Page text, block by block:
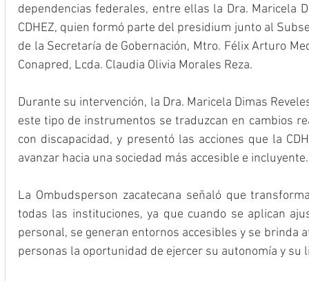
dependencias federales, entre ellas la Dra. Maricela
CDHEZ, quien formó parte del presidium junto al
de la Secretaría de Gobernación, Mtro. Félix Arturo
Conapred, Lcda. Claudia Olivia Morales Reza.
Durante su intervención, la Dra. Maricela Dimas
este tipo de instrumentos se traduzcan en cambios
con discapacidad, y presentó las acciones que la
avanzar hacia una sociedad más accesible e incluyente.
La Ombudsperson zacatecana señaló que
todas las instituciones, ya que cuando se aplican
personal, se generan entornos accesibles y se brinda
personas la oportunidad de ejercer su autonomía y su